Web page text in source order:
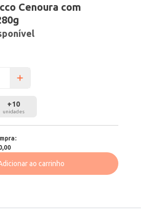
Cenoura com
+10
unidades
ao carrinho